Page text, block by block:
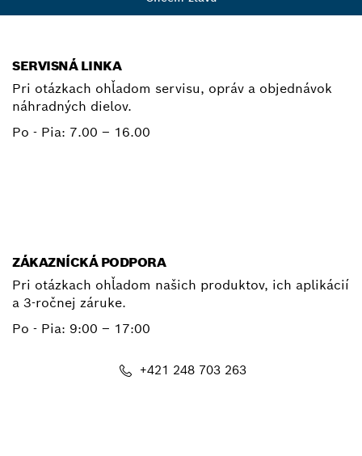
SERVISNÁ LINKA
Pri otázkach ohľadom servisu, opráv a objednávok
náhradných dielov.
Po - Pia: 7.00 – 16.00
ZÁKAZNÍCKÁ PODPORA
Pri otázkach ohľadom našich produktov, ich aplikácií
a 3-ročnej záruke.
Po - Pia: 9:00 – 17:00
+421 248 703 263